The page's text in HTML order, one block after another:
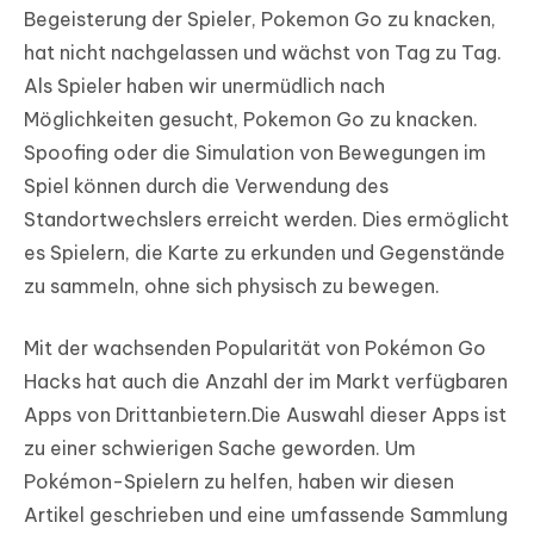
Begeisterung der Spieler, Pokemon Go zu knacken,
hat nicht nachgelassen und wächst von Tag zu Tag.
Als Spieler haben wir unermüdlich nach
Möglichkeiten gesucht, Pokemon Go zu knacken.
Spoofing oder die Simulation von Bewegungen im
Spiel können durch die Verwendung des
Standortwechslers erreicht werden. Dies ermöglicht
es Spielern, die Karte zu erkunden und Gegenstände
zu sammeln, ohne sich physisch zu bewegen.
Mit der wachsenden Popularität von Pokémon Go
Hacks hat auch die Anzahl der im Markt verfügbaren
Apps von Drittanbietern.Die Auswahl dieser Apps ist
zu einer schwierigen Sache geworden. Um
Pokémon-Spielern zu helfen, haben wir diesen
Artikel geschrieben und eine umfassende Sammlung